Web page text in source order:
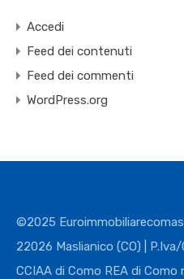
Accedi
Feed dei contenuti
Feed dei commenti
WordPress.org
©2025
22026 Maslianico (CO) |
CCIAA di Como REA di Como